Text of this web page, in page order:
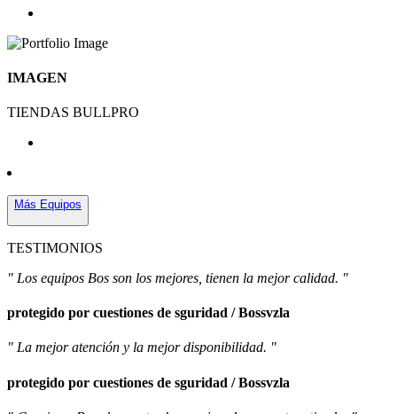
IMAGEN
TIENDAS BULLPRO
Más Equipos
TESTIMONIOS
" Los equipos Bos son los mejores, tienen la mejor calidad. "
protegido por cuestiones de sguridad / Bossvzla
" La mejor atención y la mejor disponibilidad. "
protegido por cuestiones de sguridad / Bossvzla